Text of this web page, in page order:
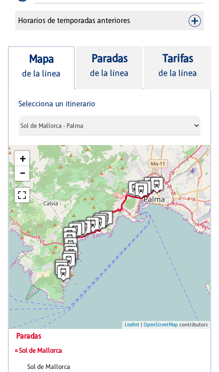
Horarios de temporadas anteriores
Mapa
de la línea
Paradas
de la línea
Tarifas
de la línea